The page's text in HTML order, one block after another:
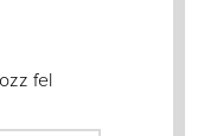
fel